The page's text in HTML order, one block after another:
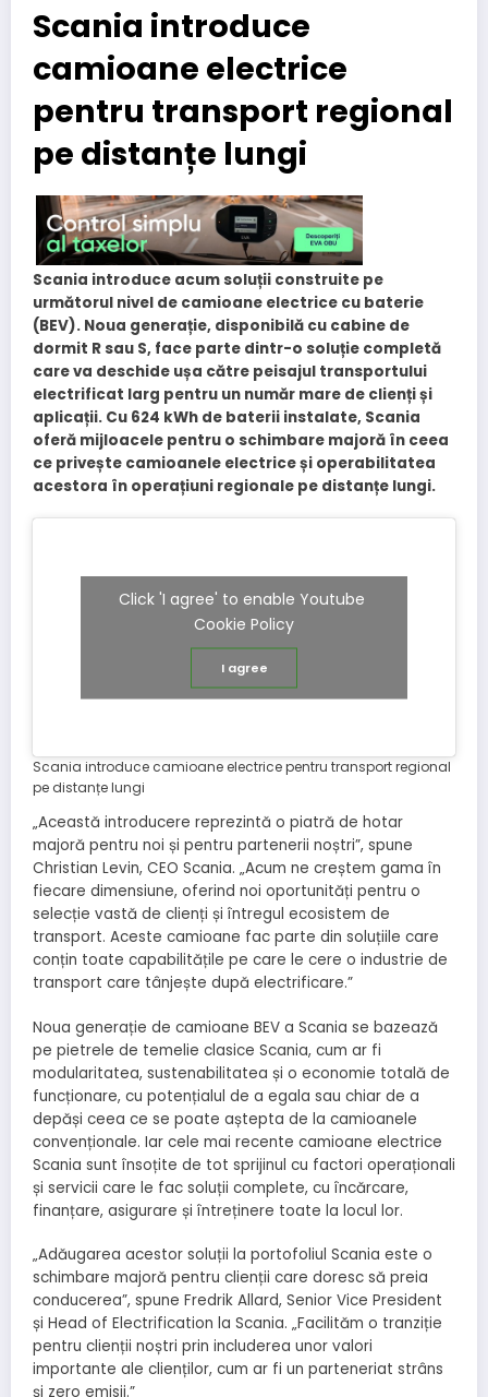
Scania introduce
camioane electrice
pentru transport regional
pe distanțe lungi
Scania introduce acum soluții construite pe
următorul nivel de camioane electrice cu baterie
(BEV). Noua generație, disponibilă cu cabine de
dormit R sau S, face parte dintr-o soluție completă
care va deschide ușa către peisajul transportului
electrificat larg pentru un număr mare de clienți și
aplicații. Cu 624 kWh de baterii instalate, Scania
oferă mijloacele pentru o schimbare majoră în ceea
ce privește camioanele electrice și operabilitatea
acestora în operațiuni regionale pe distanțe lungi.
Click 'I agree' to enable Youtube
Cookie Policy
I agree
Scania introduce camioane electrice pentru transport regional
pe distanțe lungi
„Această introducere reprezintă o piatră de hotar
majoră pentru noi și pentru partenerii noștri”, spune
Christian Levin, CEO Scania. „Acum ne creștem gama în
fiecare dimensiune, oferind noi oportunități pentru o
selecție vastă de clienți și întregul ecosistem de
transport. Aceste camioane fac parte din soluțiile care
conțin toate capabilitățile pe care le cere o industrie de
transport care tânjește după electrificare.”
Noua generație de camioane BEV a Scania se bazează
pe pietrele de temelie clasice Scania, cum ar fi
modularitatea, sustenabilitatea și o economie totală de
funcționare, cu potențialul de a egala sau chiar de a
depăși ceea ce se poate aștepta de la camioanele
convenționale. Iar cele mai recente camioane electrice
Scania sunt însoțite de tot sprijinul cu factori operaționali
și servicii care le fac soluții complete, cu încărcare,
finanțare, asigurare și întreținere toate la locul lor.
„Adăugarea acestor soluții la portofoliul Scania este o
schimbare majoră pentru clienții care doresc să preia
conducerea”, spune Fredrik Allard, Senior Vice President
și Head of Electrification la Scania. „Facilităm o tranziție
pentru clienții noștri prin includerea unor valori
importante ale clienților, cum ar fi un parteneriat strâns
și zero emisii.”